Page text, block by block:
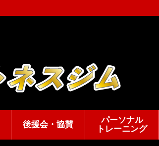
後援会・協賛
パーソナル
トレーニング